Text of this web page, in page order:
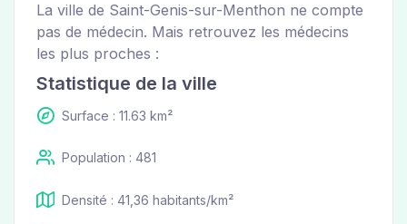
La ville de Saint-Genis-sur-Menthon ne compte
pas de médecin. Mais retrouvez les médecins
les plus proches :
Statistique de la ville
Surface : 11.63 km²
Population : 481
Densité : 41,36 habitants/km²